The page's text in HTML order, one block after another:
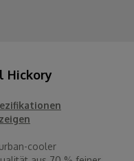
Hickory
cooler